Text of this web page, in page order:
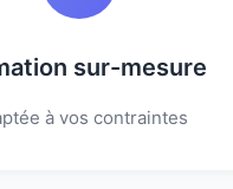
sur-mesure
à vos contraintes